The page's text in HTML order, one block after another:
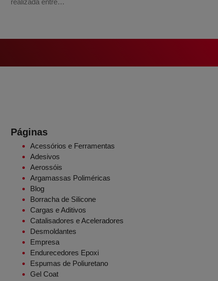
Páginas
Acessórios e Ferramentas
Adesivos
Aerossóis
Argamassas Poliméricas
Blog
Borracha de Silicone
Cargas e Aditivos
Catalisadores e Aceleradores
Desmoldantes
Empresa
Endurecedores Epoxi
Espumas de Poliuretano
Gel Coat